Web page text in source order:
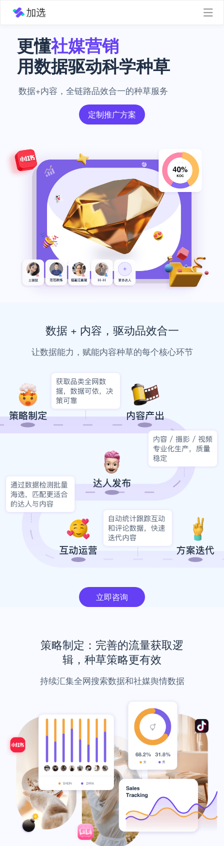
更懂社媒营销
用数据驱动科学种草
数据+内容，全链路品效合一的种草服务
定制推广方案
数据 + 内容，驱动品效合一
让数据能力，赋能内容种草的每个核心环节
立即咨询
策略制定：完善的流量获取逻
辑，种草策略更有效
持续汇集全网搜索数据和社媒舆情数据